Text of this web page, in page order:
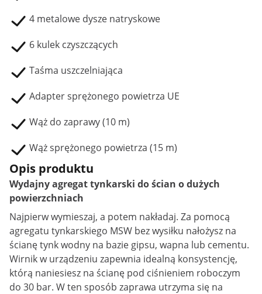
4 metalowe dysze natryskowe
6 kulek czyszczących
Taśma uszczelniająca
Adapter sprężonego powietrza UE
Wąż do zaprawy (10 m)
Wąż sprężonego powietrza (15 m)
Opis produktu
Wydajny agregat tynkarski do ścian o dużych
powierzchniach
Najpierw wymieszaj, a potem nakładaj. Za pomocą
agregatu tynkarskiego MSW bez wysiłku nałożysz na
ścianę tynk wodny na bazie gipsu, wapna lub cementu.
Wirnik w urządzeniu zapewnia idealną konsystencję,
którą naniesiesz na ścianę pod ciśnieniem roboczym
do 30 bar. W ten sposób zaprawa utrzyma się na